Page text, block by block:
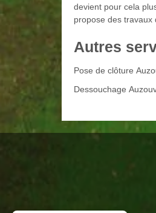
devient pour cela
propose des travaux
Autres
Pose de clôture
Dessouchage